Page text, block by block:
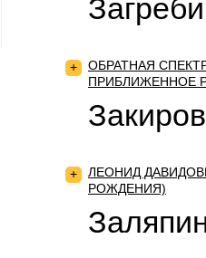
+
ОБРАТНАЯ
ПРИБЛИЖЕННОЕ
+
ЛЕОНИД
РОЖДЕНИЯ)